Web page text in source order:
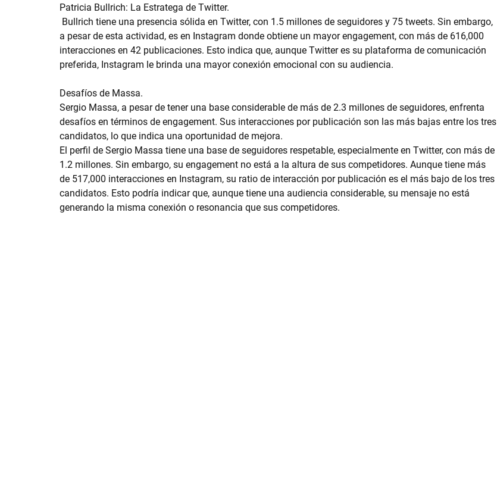
Patricia Bullrich: La Estratega de Twitter.
a pesar de esta actividad, es en Instagram donde obtiene un mayor engagement, con más de 616,000
interacciones en 42 publicaciones. Esto indica que, aunque Twitter es su plataforma de comunicación
preferida, Instagram le brinda una mayor conexión emocional con su audiencia.
Desafíos de Massa.
Sergio Massa, a pesar de tener una base considerable de más de 2.3 millones de seguidores, enfrenta
desafíos en términos de engagement. Sus interacciones por publicación son las más bajas entre los tres
candidatos, lo que indica una oportunidad de mejora.
El perfil de Sergio Massa tiene una base de seguidores respetable, especialmente en Twitter, con más de
1.2 millones. Sin embargo, su engagement no está a la altura de sus competidores. Aunque tiene más
de 517,000 interacciones en Instagram, su ratio de interacción por publicación es el más bajo de los tres
candidatos. Esto podría indicar que, aunque tiene una audiencia considerable, su mensaje no está
generando la misma conexión o resonancia que sus competidores.